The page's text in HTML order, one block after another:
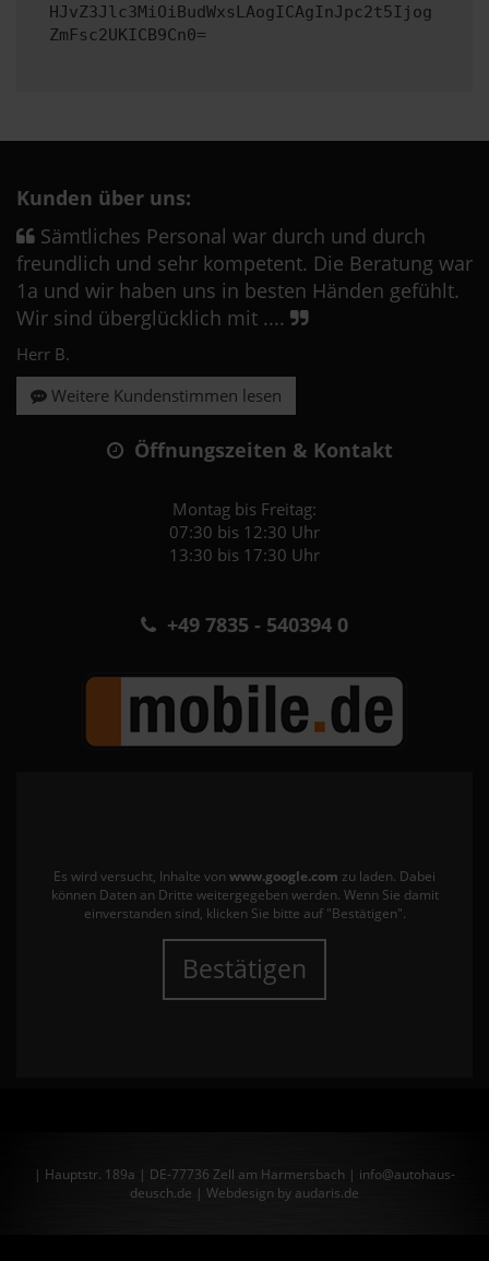
HJvZ3Jlc3MiOiBudWxsLAogICAgInJpc2t5Ijog
ZmFsc2UKICB9Cn0=
Kunden über uns:
Sämtliches Personal war durch und durch
freundlich und sehr kompetent. Die Beratung war
1a und wir haben uns in besten Händen gefühlt.
Wir sind überglücklich mit ....
Herr B.
Weitere Kundenstimmen lesen
Öffnungszeiten & Kontakt
Montag bis Freitag:
07:30 bis 12:30 Uhr
13:30 bis 17:30 Uhr
+49 7835 - 540394 0
Es wird versucht, Inhalte von www.google.com zu laden. Dabei
können Daten an Dritte weitergegeben werden. Wenn Sie damit
einverstanden sind, klicken Sie bitte auf "Bestätigen".
Bestätigen
| Hauptstr. 189a | DE-77736 Zell am Harmersbach | info@autohaus-
deusch.de | Webdesign by audaris.de